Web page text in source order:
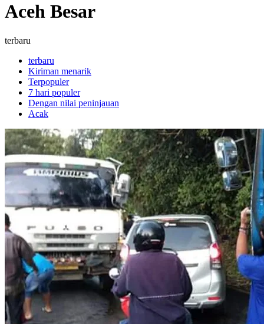
Aceh Besar
terbaru
terbaru
Kiriman menarik
Terpopuler
7 hari populer
Dengan nilai peninjauan
Acak